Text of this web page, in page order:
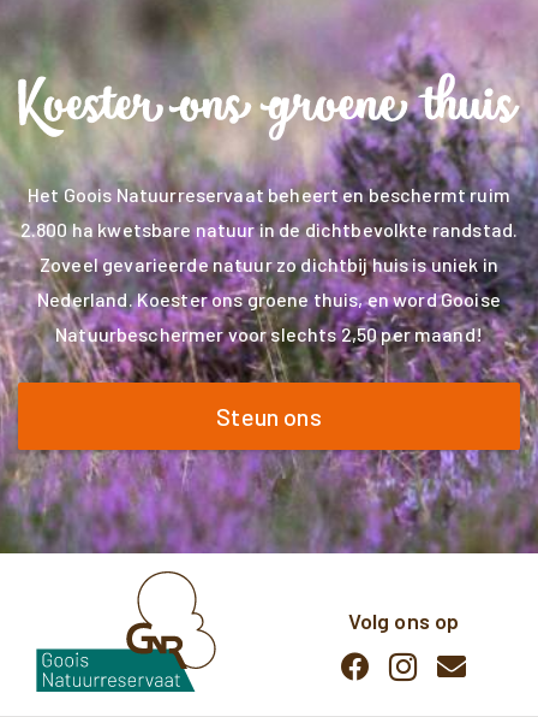
Het Goois Natuurreservaat beheert en beschermt ruim
2.800 ha kwetsbare natuur in de dichtbevolkte randstad.
Zoveel gevarieerde natuur zo dichtbij huis is uniek in
Nederland. Koester ons groene thuis, en word Gooise
Natuurbeschermer voor slechts 2,50 per maand!
Steun ons
Volg ons op